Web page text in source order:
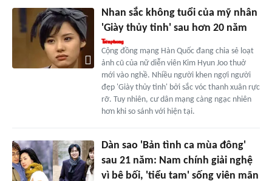
Nhan sắc không tuổi của mỹ nhân
'Giày thủy tinh' sau hơn 20 năm
Cộng đồng mạng Hàn Quốc đang chia sẻ loạt
ảnh cũ của nữ diễn viên Kim Hyun Joo thuở
mới vào nghề. Nhiều người khen ngợi người
đẹp 'Giày thủy tinh' bởi sắc vóc thanh xuân rực
rỡ. Tuy nhiên, cư dân mạng càng ngạc nhiên
hơn khi so sánh với hiện tại.
Dàn sao 'Bản tình ca mùa đông'
sau 21 năm: Nam chính giải nghệ
vì bê bối, 'tiểu tam' sống viên mãn